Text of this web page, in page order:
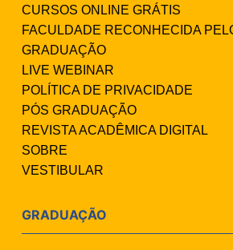
CURSOS ONLINE GRÁTIS
FACULDADE RECONHECIDA
GRADUAÇÃO
LIVE WEBINAR
POLÍTICA DE PRIVACIDADE
PÓS GRADUAÇÃO
REVISTA ACADÊMICA DIGITAL
SOBRE
VESTIBULAR
GRADUAÇÃO